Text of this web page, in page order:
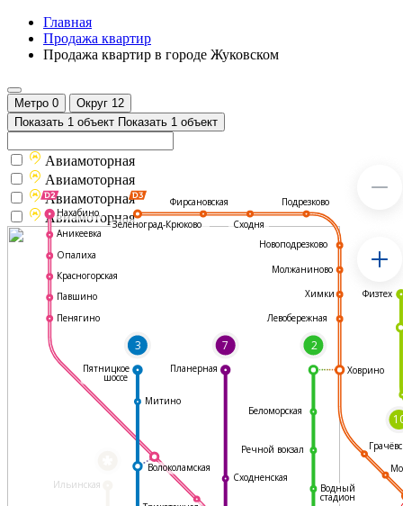
Главная
Продажа квартир
Продажа квартир в городе Жуковском
Метро 0 Округ 12
Показать 1 объект Показать 1 объект
Ильинская
3 7 2
Фирсановская
Сходня
Подрезково
Новоподрезково
Молжаниново
Химки
Левобережная
Ховрино
Водный
стадион
Сходненская
Волоколамская
Митино
Нахабино
Аникеевка
Опалиха
Красногорская
Павшино
Пенягино
Пятницкое
шоссе
Планерная
Физтех
Речной вокзал
Беломорская
Зеленоград-Крюково
Авиамоторная
Авиамоторная
Авиамоторная
Авиамоторная